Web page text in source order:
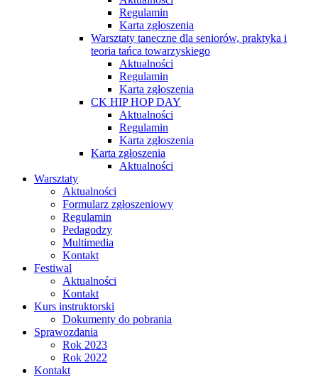
Regulamin
Karta zgłoszenia
Warsztaty taneczne dla seniorów, praktyka i
teoria tańca towarzyskiego
Aktualności
Regulamin
Karta zgłoszenia
CK HIP HOP DAY
Aktualności
Regulamin
Karta zgłoszenia
Karta zgłoszenia
Aktualności
Warsztaty
Aktualności
Formularz zgłoszeniowy
Regulamin
Pedagodzy
Multimedia
Kontakt
Festiwal
Aktualności
Kontakt
Kurs instruktorski
Dokumenty do pobrania
Sprawozdania
Rok 2023
Rok 2022
Kontakt